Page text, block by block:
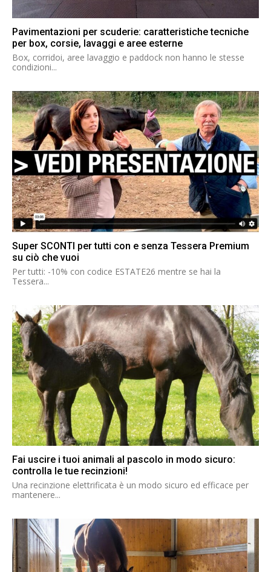
Pavimentazioni per scuderie: caratteristiche tecniche
per box, corsie, lavaggi e aree esterne
Box, corridoi, aree lavaggio e paddock non hanno le stesse
condizioni...
Super SCONTI per tutti con e senza Tessera Premium
su ciò che vuoi
Per tutti: -10% con codice ESTATE26 mentre se hai la
Tessera...
Fai uscire i tuoi animali al pascolo in modo sicuro:
controlla le tue recinzioni!
Una recinzione elettrificata è un modo sicuro ed efficace per
mantenere...